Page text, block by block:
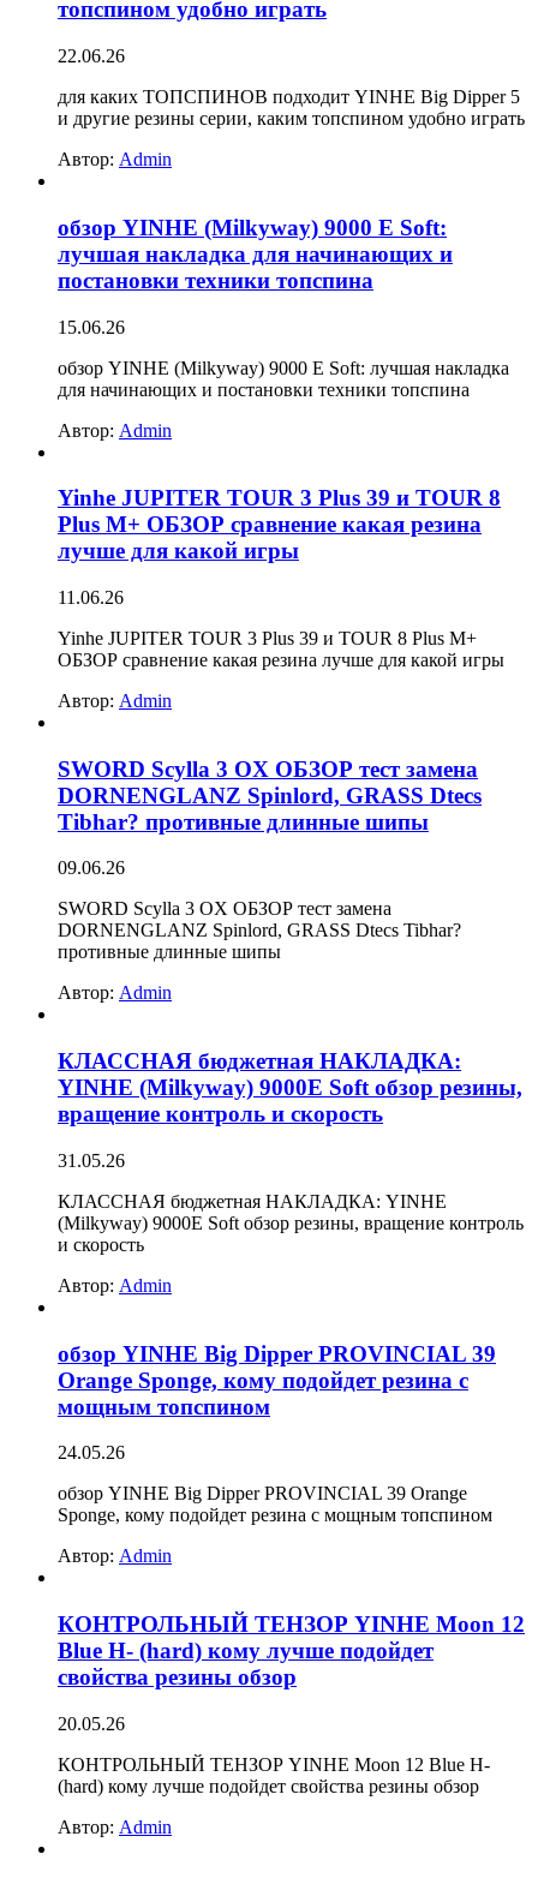
топспином удобно играть
22.06.26
для каких ТОПСПИНОВ подходит YINHE Big Dipper 5
и другие резины серии, каким топспином удобно играть
Автор: Admin
обзор YINHE (Milkyway) 9000 E Soft:
лучшая накладка для начинающих и
постановки техники топспина
15.06.26
обзор YINHE (Milkyway) 9000 E Soft: лучшая накладка
для начинающих и постановки техники топспина
Автор: Admin
Yinhe JUPITER TOUR 3 Plus 39 и TOUR 8
Plus M+ ОБЗОР сравнение какая резина
лучше для какой игры
11.06.26
Yinhe JUPITER TOUR 3 Plus 39 и TOUR 8 Plus M+
ОБЗОР сравнение какая резина лучше для какой игры
Автор: Admin
SWORD Scylla 3 OX ОБЗОР тест замена
DORNENGLANZ Spinlord, GRASS Dtecs
Tibhar? противные длинные шипы
09.06.26
SWORD Scylla 3 OX ОБЗОР тест замена
DORNENGLANZ Spinlord, GRASS Dtecs Tibhar?
противные длинные шипы
Автор: Admin
КЛАССНАЯ бюджетная НАКЛАДКА:
YINHE (Milkyway) 9000E Soft обзор резины,
вращение контроль и скорость
31.05.26
КЛАССНАЯ бюджетная НАКЛАДКА: YINHE
(Milkyway) 9000E Soft обзор резины, вращение контроль
и скорость
Автор: Admin
обзор YINHE Big Dipper PROVINCIAL 39
Orange Sponge, кому подойдет резина с
мощным топспином
24.05.26
обзор YINHE Big Dipper PROVINCIAL 39 Orange
Sponge, кому подойдет резина с мощным топспином
Автор: Admin
КОНТРОЛЬНЫЙ ТЕНЗОР YINHE Moon 12
Blue H- (hard) кому лучше подойдет
свойства резины обзор
20.05.26
КОНТРОЛЬНЫЙ ТЕНЗОР YINHE Moon 12 Blue H-
(hard) кому лучше подойдет свойства резины обзор
Автор: Admin